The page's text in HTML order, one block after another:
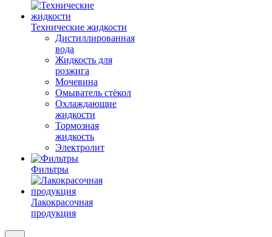
Технические жидкости
Дистиллированная
вода
Жидкость для
розжига
Мочевина
Омыватель стёкол
Охлаждающие
жидкости
Тормозная
жидкость
Электролит
Фильтры
Лакокрасочная
продукция